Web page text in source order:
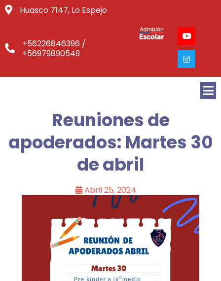
Huasco 7147, Lo Espejo
+56226846396 /
+56979890549
Reuniones de
apoderados: Martes 30
de abril
Abril 25, 2024